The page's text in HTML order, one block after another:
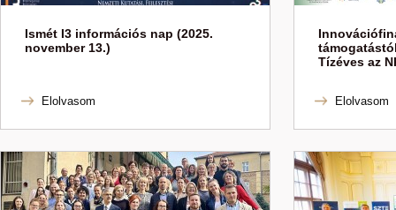
Ismét I3 információs nap (2025.
november 13.)
Elolvasom
Tízéves az
Elolvasom